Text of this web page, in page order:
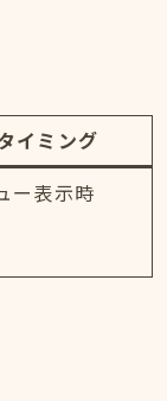
イミング
ー表示時